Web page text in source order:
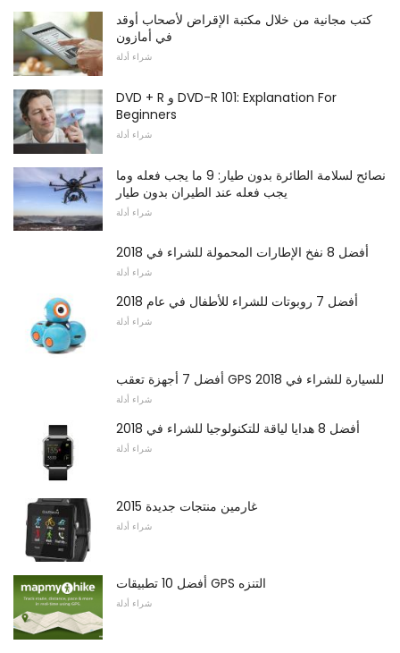
كتب مجانية من خلال مكتبة الإقراض لأصحاب أوقد
في أمازون
شراء أدلة
DVD + R و DVD-R 101: Explanation For
Beginners
شراء أدلة
نصائح لسلامة الطائرة بدون طيار: 9 ما يجب فعله وما
يجب فعله عند الطيران بدون طيار
شراء أدلة
أفضل 8 نفخ الإطارات المحمولة للشراء في 2018
شراء أدلة
أفضل 7 روبوتات للشراء للأطفال في عام 2018
شراء أدلة
أفضل 7 أجهزة تعقب GPS للسيارة للشراء في 2018
شراء أدلة
أفضل 8 هدايا لياقة للتكنولوجيا للشراء في 2018
شراء أدلة
غارمين منتجات جديدة 2015
شراء أدلة
أفضل 10 تطبيقات GPS التنزه
شراء أدلة